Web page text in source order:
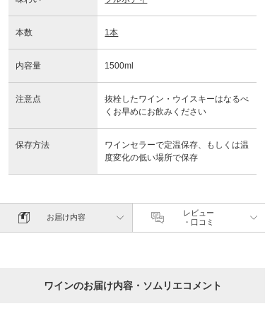
本数 1本
内容量 1500ml
注意点
抜栓したワイン・ウイスキーはなるべ
くお早めにお飲みください
保存方法
ワインセラーで定温保存、もしくは温
度変化の低い場所で保存
お届け内容
レビュー
・口コミ
ワインのお届け内容・ソムリエコメント